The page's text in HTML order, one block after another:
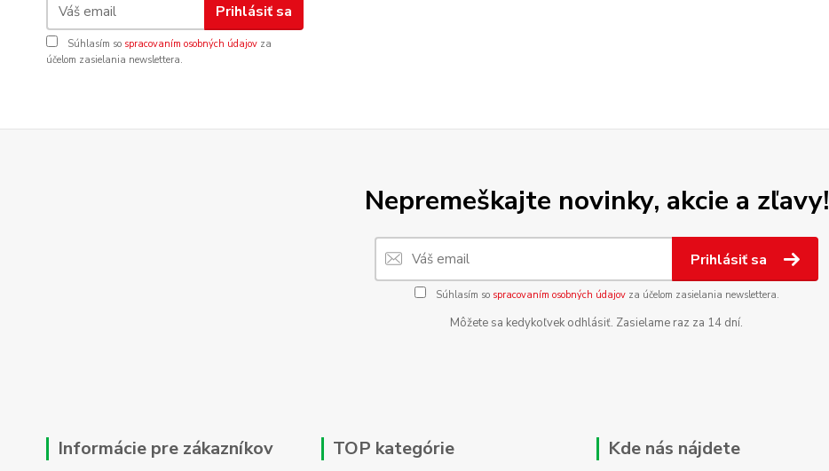
Prihlásiť sa
Súhlasím so spracovaním osobných údajov za
účelom zasielania newslettera.
Nepremeškajte novinky, akcie a zľavy!
Prihlásiť sa
Súhlasím so spracovaním osobných údajovza účelom zasielania newslettera.
Môžete sa kedykoľvek odhlásiť. Zasielame raz za 14 dní.
Informácie pre zákazníkov TOP kategórie Kde nás nájdete